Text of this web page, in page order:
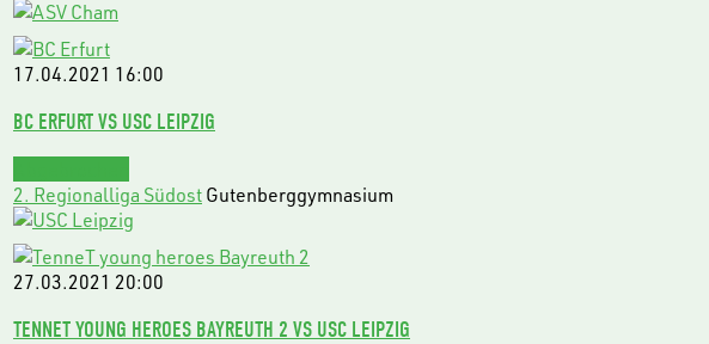
17.04.2021 16:00
BC ERFURT VS USC LEIPZIG
2. Regionalliga SüdostGutenberggymnasium
27.03.2021 20:00
TENNET YOUNG HEROES BAYREUTH 2 VS USC LEIPZIG